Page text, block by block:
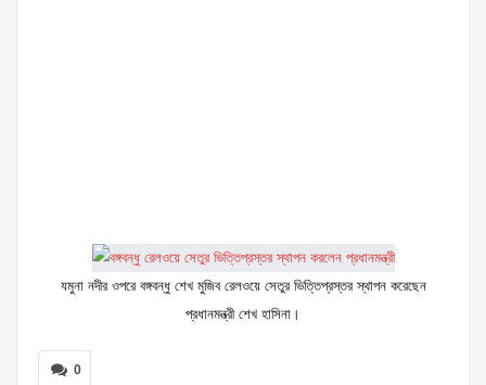
যমুনা নদীর ওপরে বঙ্গবন্ধু শেখ মুজিব রেলওয়ে সেতুর ভিত্তিপ্রস্তর স্থাপন করেছেন
প্রধানমন্ত্রী শেখ হাসিনা।
0